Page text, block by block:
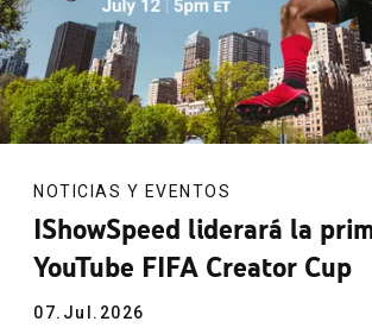
NOTICIAS Y EVENTOS
IShowSpeed liderará la
YouTube FIFA Creator Cup
07.Jul.2026